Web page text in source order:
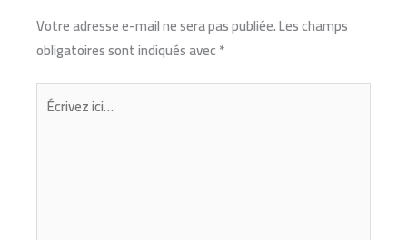
Votre adresse e-mail ne sera pas publiée.Les champs
obligatoires sont indiqués avec*
Écrivez
ici…